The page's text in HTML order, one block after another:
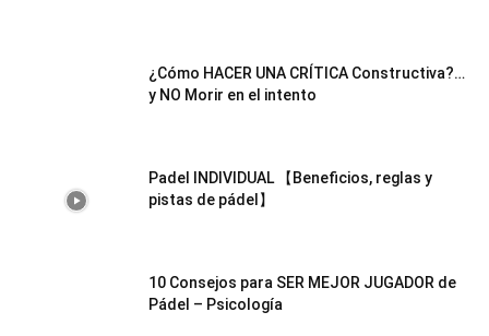
¿Cómo HACER UNA CRÍTICA Constructiva?…
y NO Morir en el intento
Padel INDIVIDUAL 【Beneficios, reglas y
pistas de pádel】
10 Consejos para SER MEJOR JUGADOR de
Pádel – Psicología